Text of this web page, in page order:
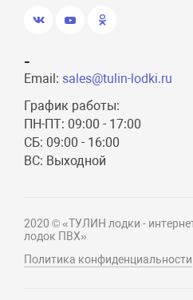
-
Email: sales@tulin-lodki.ru
График работы:
ПН-ПТ: 09:00 - 17:00
СБ: 09:00 - 16:00
ВС: Выходной
2020 © «ТУЛИН лодки -
лодок ПВХ»
Политика конфиденциальности